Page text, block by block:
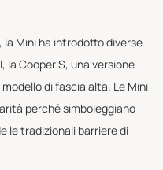
la Mini ha introdotto diverse
Cooper S, una versione
di fascia alta. Le Mini
perché simboleggiano
le tradizionali barriere di